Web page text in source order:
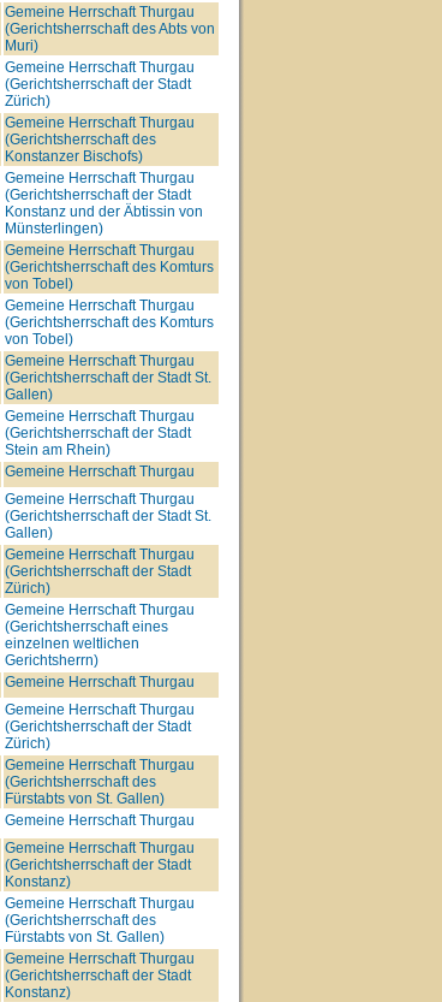
Gemeine Herrschaft Thurgau
(Gerichtsherrschaft des Abts von
Muri)
Gemeine Herrschaft Thurgau
(Gerichtsherrschaft der Stadt
Zürich)
Gemeine Herrschaft Thurgau
(Gerichtsherrschaft des
Konstanzer Bischofs)
Gemeine Herrschaft Thurgau
(Gerichtsherrschaft der Stadt
Konstanz und der Äbtissin von
Münsterlingen)
Gemeine Herrschaft Thurgau
(Gerichtsherrschaft des Komturs
von Tobel)
Gemeine Herrschaft Thurgau
(Gerichtsherrschaft des Komturs
von Tobel)
Gemeine Herrschaft Thurgau
(Gerichtsherrschaft der Stadt St.
Gallen)
Gemeine Herrschaft Thurgau
(Gerichtsherrschaft der Stadt
Stein am Rhein)
Gemeine Herrschaft Thurgau
Gemeine Herrschaft Thurgau
(Gerichtsherrschaft der Stadt St.
Gallen)
Gemeine Herrschaft Thurgau
(Gerichtsherrschaft der Stadt
Zürich)
Gemeine Herrschaft Thurgau
(Gerichtsherrschaft eines
einzelnen weltlichen
Gerichtsherrn)
Gemeine Herrschaft Thurgau
Gemeine Herrschaft Thurgau
(Gerichtsherrschaft der Stadt
Zürich)
Gemeine Herrschaft Thurgau
(Gerichtsherrschaft des
Fürstabts von St. Gallen)
Gemeine Herrschaft Thurgau
Gemeine Herrschaft Thurgau
(Gerichtsherrschaft der Stadt
Konstanz)
Gemeine Herrschaft Thurgau
(Gerichtsherrschaft des
Fürstabts von St. Gallen)
Gemeine Herrschaft Thurgau
(Gerichtsherrschaft der Stadt
Konstanz)